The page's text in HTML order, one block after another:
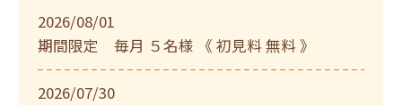
2026/08/01
期間限定 毎月 ５名様 《 初見料 無料 》
2026/07/30